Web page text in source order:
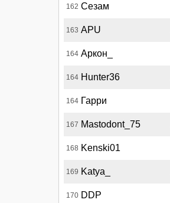
162 Сезам
163 APU
164 Аркон_
164 Hunter36
164 Гарри
167 Mastodont_75
168 Kenski01
169 Katya_
170 DDP